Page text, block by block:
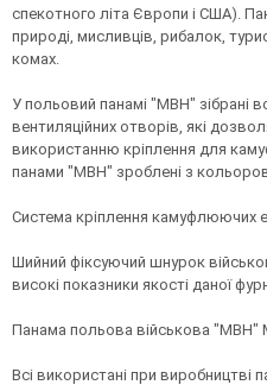
спекотного літа Європи і США).
природі, мисливців, рибалок,
комах.
У польовий панамі "MBH" зібрані
вентиляційних отворів, які
використанню кріплення для
панами "MBH" зроблені з
Система кріплення камуфлюючих
Шийний фіксуючий шнурок
високі показники якості даної
Панама польова військова "MBH"
Всі використані при виробництві